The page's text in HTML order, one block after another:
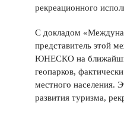
рекреационного
С докладом
представитель этой
ЮНЕСКО на
геопарков,
местного населения.
развития туризма,